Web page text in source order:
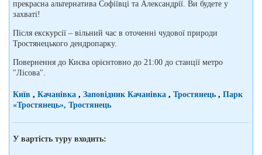
прекрасна альтернатива Софіївці та Александрії. Ви будете у
захваті!
Після екскурсії – вільний час в оточенні чудової природи
Тростянецького дендропарку.
Повернення до Києва орієнтовно до 21:00 до станції метро
"Лісова".
Київ , Качанівка , Заповідник Качанівка , Тростянець , Парк
«Тростянець», Тростянець
У вартість туру входить: